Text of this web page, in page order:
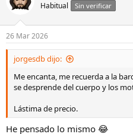
Habitual Sin verificar
26 Mar 2026
jorgesdb dijo:
Me encanta, me recuerda a la
se desprende del cuerpo y los
Lástima de precio.
He pensado lo mismo 😂